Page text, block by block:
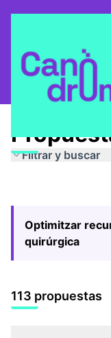
Pla Estratègic
Filtrar y buscar
Optimitzar
quirúrgica
113 propuestas